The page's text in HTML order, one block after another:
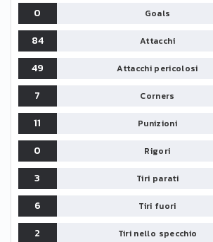
0 Goals
84
Attacchi
49
Attacchi pericolosi
7
Corners
11
Punizioni
0
Rigori
3
Tiri parati
6
Tiri fuori
2
Tiri nello specchio